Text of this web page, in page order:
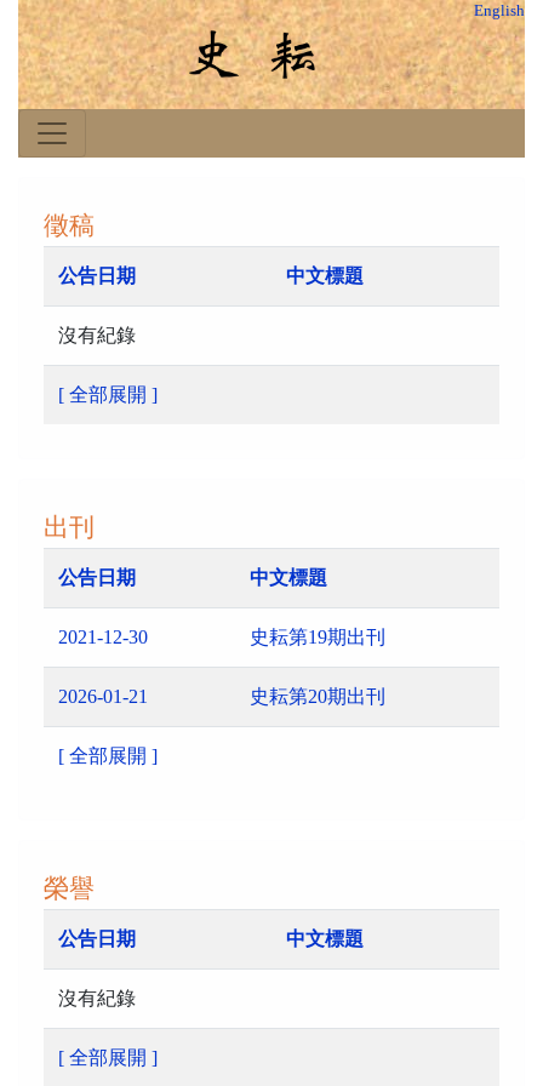
English
徵稿
公告日期 中文標題
沒有紀錄
[ 全部展開 ]
出刊
公告日期 中文標題
2021-12-30 史耘第19期出刊
2026-01-21 史耘第20期出刊
[ 全部展開 ]
榮譽
公告日期 中文標題
沒有紀錄
[ 全部展開 ]